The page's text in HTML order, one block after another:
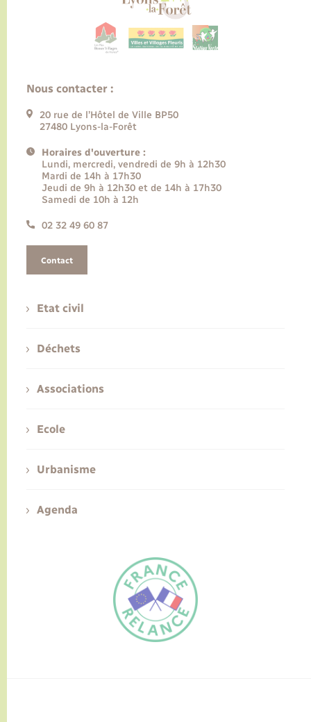
FR
Nous contacter :
20 rue de l’Hôtel de Ville BP50
27480 Lyons-la-Forêt
Horaires d'ouverture :
Lundi, mercredi, vendredi de 9h à 12h30
Mardi de 14h à 17h30
Jeudi de 9h à 12h30 et de 14h à 17h30
Samedi de 10h à 12h
02 32 49 60 87
Contact
Etat civil
Déchets
Associations
Ecole
Urbanisme
Agenda